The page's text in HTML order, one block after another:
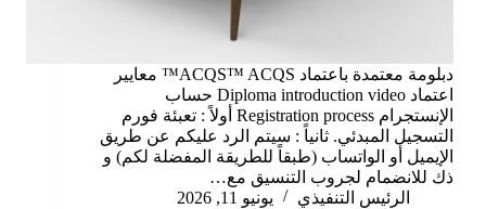
دبلومة معتمدة باعتماد ACQS™ ACQS™ معايير
اعتماد Diploma introduction video حساب
الإنستجرام Registration process أولاً : تعبئة فورم
التسجيل المبدئي. ثانياً : سيتم الرد عليكم عن طريق
الإيميل أو الواتساب (طبقاً للطريقة المفضلة لكم) و
ذك للانضمام لجروب التنسيق مع…
الرئيس التنفيذي
يونيو 11, 2026